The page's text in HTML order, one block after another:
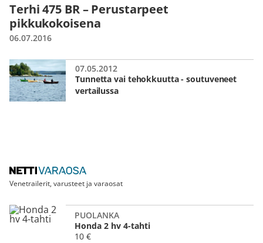
Terhi 475 BR – Perustarpeet
pikkukokoisena
06.07.2016
07.05.2012
Tunnetta vai tehokkuutta - soutuveneet
vertailussa
Venetrailerit, varusteet ja varaosat
PUOLANKA
Honda 2 hv 4-tahti
10 €